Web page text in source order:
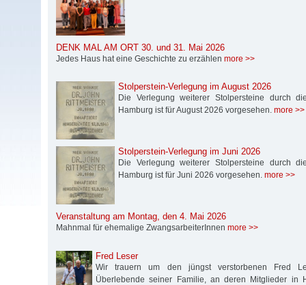
DENK MAL AM ORT 30. und 31. Mai 2026
Jedes Haus hat eine Geschichte zu erzählen more >>
Stolperstein-Verlegung im August 2026
Die Verlegung weiterer Stolpersteine durch
Hamburg ist für August 2026 vorgesehen. more >>
Stolperstein-Verlegung im Juni 2026
Die Verlegung weiterer Stolpersteine durch
Hamburg ist für Juni 2026 vorgesehen. more >>
Veranstaltung am Montag, den 4. Mai 2026
Mahnmal für ehemalige ZwangsarbeiterInnen more >>
Fred Leser
Wir trauern um den jüngst verstorbenen Fred
Überlebende seiner Familie, an deren Mitglieder in